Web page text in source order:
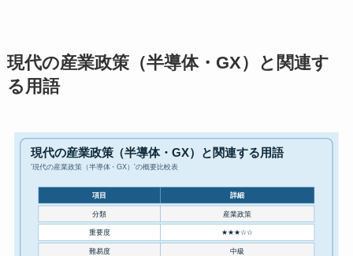
現代の産業政策（半導体・GX）と関連す
る用語